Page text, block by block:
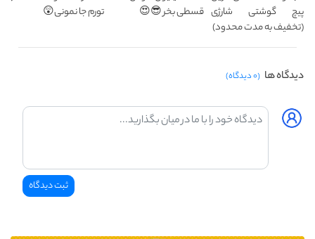
پیچ گوشتی شارژی
(تخفیف به مدت محدود)
قسطی بخر 😎😍
تورم جا نمونی😲
دیدگاه ها (۰ دیدگاه)